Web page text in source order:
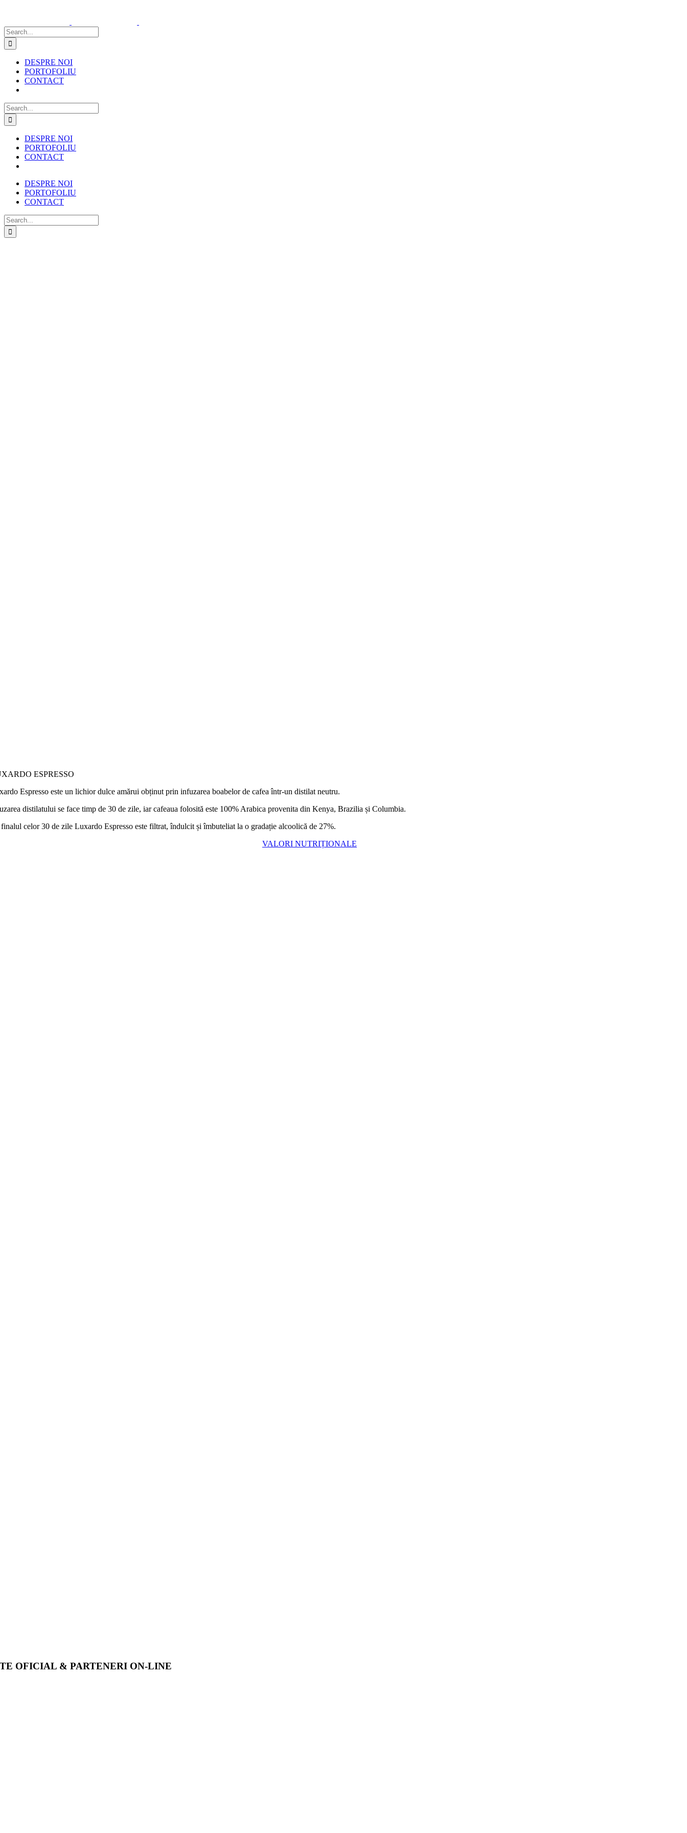
content
Search
for:
DESPRE NOI
PORTOFOLIU
CONTACT
Search
for:
DESPRE NOI
PORTOFOLIU
CONTACT
DESPRE NOI
PORTOFOLIU
CONTACT
Search
for:
ESPRESSO
Espresso este un lichior dulce amărui obținut prin infuzarea boabelor de cafea într-un distilat neutru.
distilatului se face timp de 30 de zile, iar cafeaua folosită este 100% Arabica provenita din Kenya, Brazilia și Columbia.
celor 30 de zile Luxardo Espresso este filtrat, îndulcit și îmbuteliat la o gradație alcoolică de 27%.
VALORI NUTRIȚIONALE
OFICIAL & PARTENERI ON-LINE